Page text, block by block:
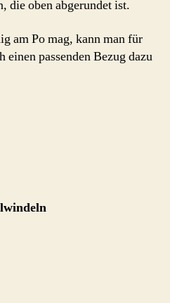
die oben abgerundet ist.
am Po mag, kann man für
passenden Bezug dazu